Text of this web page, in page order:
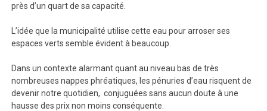
près d’un quart de sa capacité.
L’idée que la municipalité utilise cette eau pour arroser ses
espaces verts semble évident à beaucoup.
Dans un contexte alarmant quant au niveau bas de très
nombreuses nappes phréatiques, les pénuries d’eau risquent de
devenir notre quotidien, conjuguées sans aucun doute à une
hausse des prix non moins conséquente.